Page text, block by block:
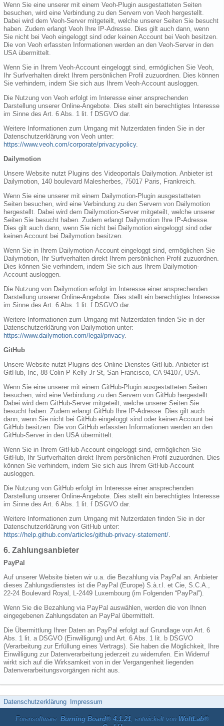
Wenn Sie eine unserer mit einem Veoh-Plugin ausgestatteten Seiten
besuchen, wird eine Verbindung zu den Servern von Veoh hergestellt.
Dabei wird dem Veoh-Server mitgeteilt, welche unserer Seiten Sie besucht
haben. Zudem erlangt Veoh Ihre IP-Adresse. Dies gilt auch dann, wenn
Sie nicht bei Veoh eingeloggt sind oder keinen Account bei Veoh besitzen.
Die von Veoh erfassten Informationen werden an den Veoh-Server in den
USA übermittelt.
Wenn Sie in Ihrem Veoh-Account eingeloggt sind, ermöglichen Sie Veoh,
Ihr Surfverhalten direkt Ihrem persönlichen Profil zuzuordnen. Dies können
Sie verhindern, indem Sie sich aus Ihrem Veoh-Account ausloggen.
Die Nutzung von Veoh erfolgt im Interesse einer ansprechenden
Darstellung unserer Online-Angebote. Dies stellt ein berechtigtes Interesse
im Sinne des Art. 6 Abs. 1 lit. f DSGVO dar.
Weitere Informationen zum Umgang mit Nutzerdaten finden Sie in der
Datenschutzerklärung von Veoh unter:
https://www.veoh.com/corporate/privacypolicy.
Dailymotion
Unsere Website nutzt Plugins des Videoportals Dailymotion. Anbieter ist
Dailymotion, 140 boulevard Malesherbes, 75017 Paris, Frankreich.
Wenn Sie eine unserer mit einem Dailymotion-Plugin ausgestatteten
Seiten besuchen, wird eine Verbindung zu den Servern von Dailymotion
hergestellt. Dabei wird dem Dailymotion-Server mitgeteilt, welche unserer
Seiten Sie besucht haben. Zudem erlangt Dailymotion Ihre IP-Adresse.
Dies gilt auch dann, wenn Sie nicht bei Dailymotion eingeloggt sind oder
keinen Account bei Dailymotion besitzen.
Wenn Sie in Ihrem Dailymotion-Account eingeloggt sind, ermöglichen Sie
Dailymotion, Ihr Surfverhalten direkt Ihrem persönlichen Profil zuzuordnen.
Dies können Sie verhindern, indem Sie sich aus Ihrem Dailymotion-
Account ausloggen.
Die Nutzung von Dailymotion erfolgt im Interesse einer ansprechenden
Darstellung unserer Online-Angebote. Dies stellt ein berechtigtes Interesse
im Sinne des Art. 6 Abs. 1 lit. f DSGVO dar.
Weitere Informationen zum Umgang mit Nutzerdaten finden Sie in der
Datenschutzerklärung von Dailymotion unter:
https://www.dailymotion.com/legal/privacy.
GitHub
Unsere Website nutzt Plugins des Online-Dienstes GitHub. Anbieter ist
GitHub, Inc, 88 Colin P Kelly Jr St, San Francisco, CA 94107, USA.
Wenn Sie eine unserer mit einem GitHub-Plugin ausgestatteten Seiten
besuchen, wird eine Verbindung zu den Servern von GitHub hergestellt.
Dabei wird dem GitHub-Server mitgeteilt, welche unserer Seiten Sie
besucht haben. Zudem erlangt GitHub Ihre IP-Adresse. Dies gilt auch
dann, wenn Sie nicht bei GitHub eingeloggt sind oder keinen Account bei
GitHub besitzen. Die von GitHub erfassten Informationen werden an den
GitHub-Server in den USA übermittelt.
Wenn Sie in Ihrem GitHub-Account eingeloggt sind, ermöglichen Sie
GitHub, Ihr Surfverhalten direkt Ihrem persönlichen Profil zuzuordnen. Dies
können Sie verhindern, indem Sie sich aus Ihrem GitHub-Account
ausloggen.
Die Nutzung von GitHub erfolgt im Interesse einer ansprechenden
Darstellung unserer Online-Angebote. Dies stellt ein berechtigtes Interesse
im Sinne des Art. 6 Abs. 1 lit. f DSGVO dar.
Weitere Informationen zum Umgang mit Nutzerdaten finden Sie in der
Datenschutzerklärung von GitHub unter:
https://help.github.com/articles/github-privacy-statement/
6. Zahlungsanbieter
PayPal
Auf unserer Website bieten wir u.a. die Bezahlung via PayPal an. Anbieter
dieses Zahlungsdienstes ist die PayPal (Europe) S.à.r.l. et Cie, S.C.A.,
22-24 Boulevard Royal, L-2449 Luxembourg (im Folgenden “PayPal”).
Wenn Sie die Bezahlung via PayPal auswählen, werden die von Ihnen
eingegebenen Zahlungsdaten an PayPal übermittelt.
Die Übermittlung Ihrer Daten an PayPal erfolgt auf Grundlage von Art. 6
Abs. 1 lit. a DSGVO (Einwilligung) und Art. 6 Abs. 1 lit. b DSGVO
(Verarbeitung zur Erfüllung eines Vertrags). Sie haben die Möglichkeit, Ihre
Einwilligung zur Datenverarbeitung jederzeit zu widerrufen. Ein Widerruf
wirkt sich auf die Wirksamkeit von in der Vergangenheit liegenden
Datenverarbeitungsvorgängen nicht aus.
Datenschutzerklärung Impressum
Forensoftware: Burning Board® 4.1.21, entwickelt von WoltLab®